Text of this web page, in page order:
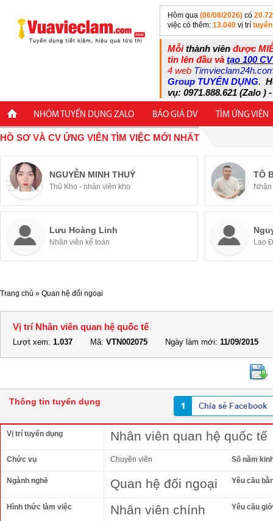
Hôm qua (06/08/2026) có
việc có thêm: 13.040 vị trí
Mỗithành viên được
tin lên đầu và tạo 100
4 web
Group TUYỂN DỤNG.
vụ: 0971.888.621 (Zalo )
NHÓM TUYỂN DỤNG ZALO BÁO GIÁ DV TÌM ỨNG VIÊN
HỒ SƠ VÀ CV ỨNG VIÊN TÌM VIỆC MỚI NHẤT
NGUYỄN MINH THUÝ
Thủ Kho - nhân viên kho
TÔ
Lưu Hoàng Linh
Nhân viên kế toán Lao
Trang chủ » Quan hệ đối ngoại
Vị trí Nhân viên quan hệ quốc tế
Lượt xem: 1.037 Mã: VTN002075 Ngày làm mới: 11/09/2015
Thông tin tuyển dụng
Vị trí tuyển dụng Nhân viên quan hệ quốc tế
Chức vụ Chuyên viên Số năm
Ngành nghề Quan hệ đối ngoại Yêu cầu
Hình thức làm việc
Nhân viên chính
Yêu cầu